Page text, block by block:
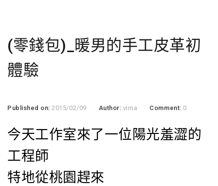
(零錢包)_暖男的手工皮革初
體驗
Published on:2015/02/09 Author: virna Comment: 0
今天工作室來了一位陽光羞澀的
工程師
特地從桃園趕來